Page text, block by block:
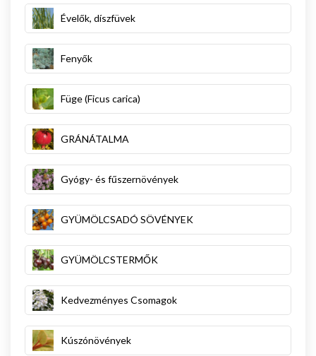
Évelők, díszfüvek
Fenyők
Füge (Ficus carica)
GRÁNÁTALMA
Gyógy- és fűszernövények
GYÜMÖLCSADÓ SÖVÉNYEK
GYÜMÖLCSTERMŐK
Kedvezményes Csomagok
Kúszónövények